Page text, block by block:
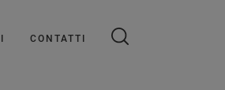
CONTATTI